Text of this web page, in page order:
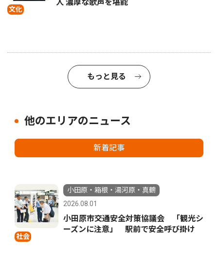
文化
人 濃厚な歌声を堪能
もっと見る
他のエリアのニュース
新着記事
社会
小田原・箱根・湯河原・真鶴
2026.08.01
小田原市交通安全対策協議会 「観光シ
ーズンに注意」 駅前で安全呼び掛け